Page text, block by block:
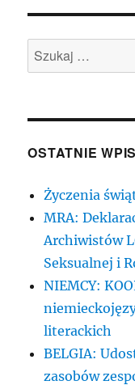
Szukaj:
OSTATNIE
Życzenia
MRA:
Archiwistów
Seksualnej i
NIEMCY:
literackich
BELGIA:
zasobów